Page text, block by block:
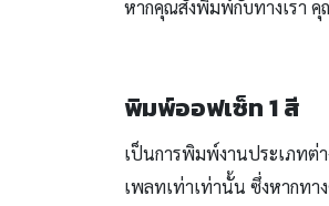
หากคุณสั่งพิมพ์กับทางเรา
พิมพ์ออฟเซ็ท 1 สี
เป็นการพิมพ์งานประเภทต่
เพลทเท่าเท่านั้น ซึ่งหากทา